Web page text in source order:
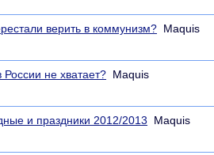
верить в коммунизм? Maquis
России не хватает? Maquis
и праздники 2012/2013 Maquis